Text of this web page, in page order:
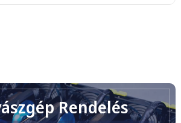
Rendelés